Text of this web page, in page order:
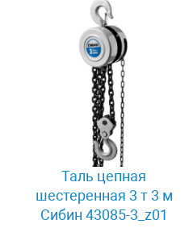
Таль цепная
шестеренная 3 т 3 м
Сибин 43085-3_z01